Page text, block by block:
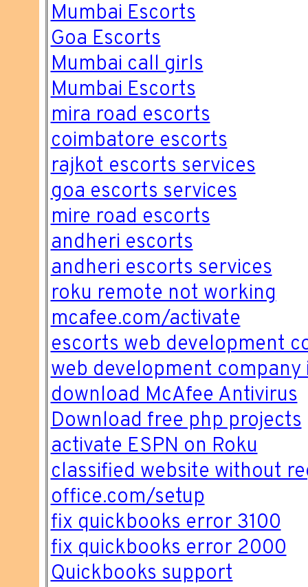
Mumbai Escorts
Goa Escorts
Mumbai call girls
Mumbai Escorts
mira road escorts
coimbatore escorts
rajkot escorts services
goa escorts services
mire road escorts
andheri escorts
andheri escorts services
roku remote not working
mcafee.com/activate
escorts web development
web development company
download McAfee Antivirus
Download free php projects
activate ESPN on Roku
classified website without
office.com/setup
fix quickbooks error 3100
fix quickbooks error 2000
Quickbooks support